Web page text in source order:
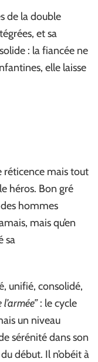
de la double
et sa
: la fiancée ne
elle laisse
réticence mais tout
héros. Bon gré
hommes
mais qu’en
sa
unifié, consolidé,
: le cycle
un niveau
sérénité dans son
début. Il n’obéit à